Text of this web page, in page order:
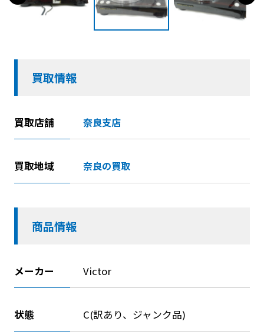
買取情報
買取店舗 奈良支店
買取地域 奈良の買取
商品情報
メーカー Victor
状態 C(訳あり、ジャンク品)